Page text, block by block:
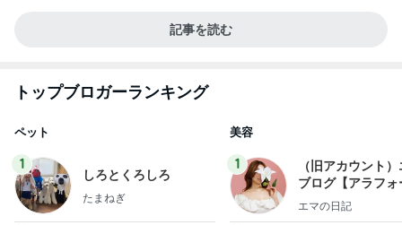
記事を読む
トップブロガーランキング
ペット
1
しろとくろしろ
たまねぎ
美容
1
（旧アカウント
ブログ【アラフォ
社売却セカンドラ
エマの日記